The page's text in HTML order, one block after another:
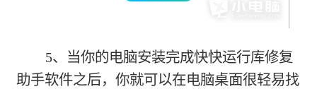
5、当你的电脑安装完成快快运行库修复
助手软件之后，你就可以在电脑桌面很轻易找